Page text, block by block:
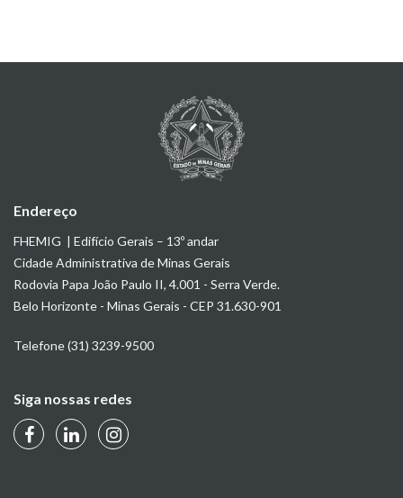
Endereço
FHEMIG | Edifício Gerais – 13º andar
Cidade Administrativa de Minas Gerais
Rodovia Papa João Paulo II, 4.001 - Serra Verde.
Belo Horizonte - Minas Gerais - CEP 31.630-901
Telefone (31) 3239-9500
Siga nossas redes